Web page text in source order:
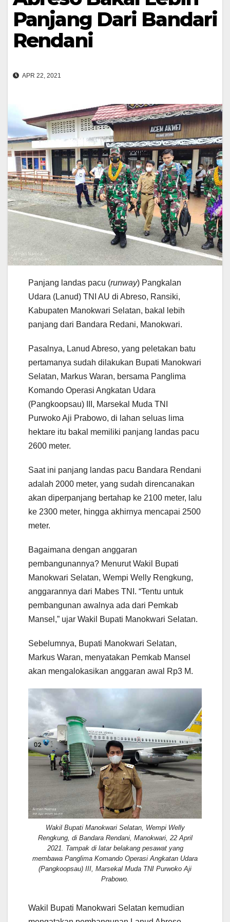
Panjang Dari Bandari
Rendani
APR 22, 2021
Panjang landas pacu (runway) Pangkalan
Udara (Lanud) TNI AU di Abreso, Ransiki,
Kabupaten Manokwari Selatan, bakal lebih
panjang dari Bandara Redani, Manokwari.
Pasalnya, Lanud Abreso, yang peletakan batu
pertamanya sudah dilakukan Bupati Manokwari
Selatan, Markus Waran, bersama Panglima
Komando Operasi Angkatan Udara
(Pangkoopsau) III, Marsekal Muda TNI
Purwoko Aji Prabowo, di lahan seluas lima
hektare itu bakal memiliki panjang landas pacu
2600 meter.
Saat ini panjang landas pacu Bandara Rendani
adalah 2000 meter, yang sudah direncanakan
akan diperpanjang bertahap ke 2100 meter, lalu
ke 2300 meter, hingga akhirnya mencapai 2500
meter.
Bagaimana dengan anggaran
pembangunannya? Menurut Wakil Bupati
Manokwari Selatan, Wempi Welly Rengkung,
anggarannya dari Mabes TNI. “Tentu untuk
pembangunan awalnya ada dari Pemkab
Mansel,” ujar Wakil Bupati Manokwari Selatan.
Sebelumnya, Bupati Manokwari Selatan,
Markus Waran, menyatakan Pemkab Mansel
akan mengalokasikan anggaran awal Rp3 M.
Wakil Bupati Manokwari Selatan, Wempi Welly
Rengkung, di Bandara Rendani, Manokwari, 22 April
2021. Tampak di latar belakang pesawat yang
membawa Panglima Komando Operasi Angkatan Udara
(Pangkoopsau) III, Marsekal Muda TNI Purwoko Aji
Prabowo.
Wakil Bupati Manokwari Selatan kemudian